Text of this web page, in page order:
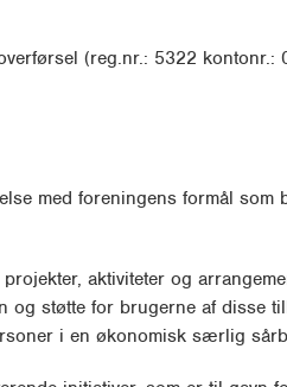
(reg.nr.: 5322 kontonr.:
med foreningens formål som
aktiviteter og
og støtte for brugerne af disse
i en økonomisk særlig